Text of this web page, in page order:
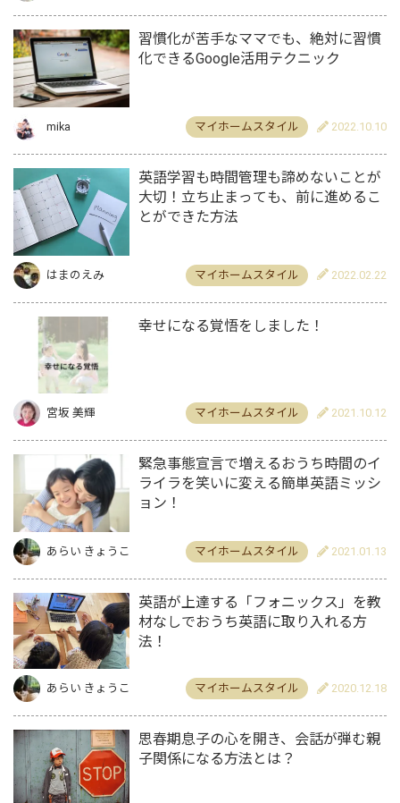
習慣化が苦手なママでも、絶対に習慣
化できるGoogle活用テクニック
mika マイホームスタイル 2022.10.10
英語学習も時間管理も諦めないことが
大切！立ち止まっても、前に進めるこ
とができた方法
はまのえみ マイホームスタイル 2022.02.22
幸せになる覚悟をしました！
宮坂 美輝 マイホームスタイル 2021.10.12
緊急事態宣言で増えるおうち時間のイ
ライラを笑いに変える簡単英語ミッシ
ョン！
あらい きょうこ マイホームスタイル 2021.01.13
英語が上達する「フォニックス」を教
材なしでおうち英語に取り入れる方
法！
あらい きょうこ マイホームスタイル 2020.12.18
思春期息子の心を開き、会話が弾む親
子関係になる方法とは？